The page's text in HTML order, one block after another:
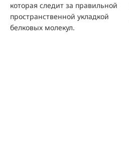
которая следит за правильной
пространственной укладкой
белковых молекул.